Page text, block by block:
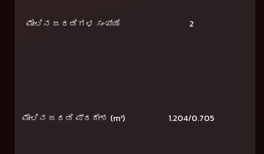
ಮೇಲಿನ ಜರಡಿಗಳ ಸಂಖ್ಯೆ 2
ಮೇಲಿನ ಜರಡಿ ಪ್ರದೇಶ (m²) 1.204/0.705